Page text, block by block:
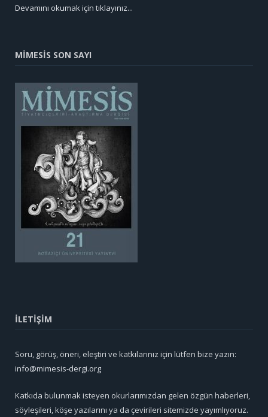
Devamını okumak için tıklayınız...
MİMESİS SON SAYI
İLETİŞİM
Soru, görüş, öneri, eleştiri ve katkılarınız için lütfen bize yazın:
info@mimesis-dergi.org
Katkıda bulunmak isteyen okurlarımızdan gelen özgün haberleri,
söyleşileri, köşe yazılarını ya da çevirileri sitemizde yayımlıyoruz.